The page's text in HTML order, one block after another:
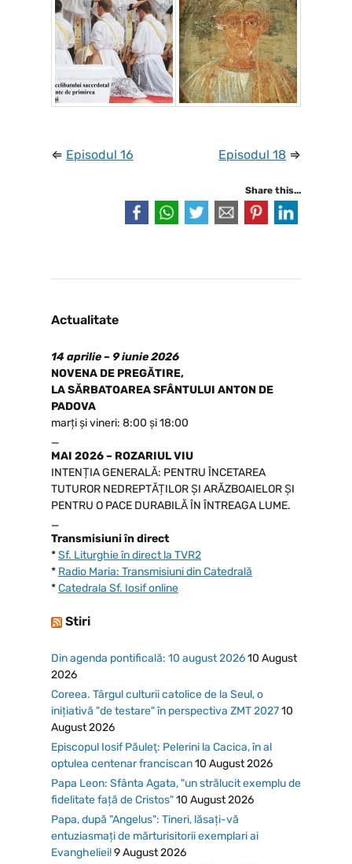
⇐ Episodul 16 Episodul 18 ⇒
Share this...
Actualitate
14 aprilie – 9 iunie 2026
NOVENA DE PREGĂTIRE,
LA SĂRBATOAREA SFÂNTULUI ANTON DE
PADOVA
marți și vineri: 8:00 și 18:00
_
MAI 2026 – ROZARIUL VIU
INTENȚIA GENERALĂ: PENTRU ÎNCETAREA
TUTUROR NEDREPTĂȚILOR ȘI ARĂZBOAIELOR ȘI
PENTRU O PACE DURABILĂ ÎN ÎNTREAGA LUME.
_
Transmisiuni în direct
*Sf. Liturghie în direct la TVR2
* Radio Maria: Transmisiuni din Catedrală
*Catedrala Sf. Iosif online
Stiri
Din agenda pontificală: 10 august 202610 August
2026
Coreea. Târgul culturii catolice de la Seul, o
inițiativă "de testare" în perspectiva ZMT 202710
August 2026
Episcopul Iosif Păuleţ: Pelerini la Cacica, în al
optulea centenar franciscan10 August 2026
Papa Leon: Sfânta Agata, "un strălucit exemplu de
fidelitate față de Cristos"10 August 2026
Papa, după "Angelus": Tineri, lăsați-vă
entuziasmați de mărturisitorii exemplari ai
Evangheliei!9 August 2026